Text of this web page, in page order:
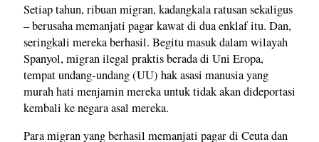
Setiap tahun, ribuan migran, kadangkala ratusan sekaligus
– berusaha memanjati pagar kawat di dua enklaf itu. Dan,
seringkali mereka berhasil. Begitu masuk dalam wilayah
Spanyol, migran ilegal praktis berada di Uni Eropa,
tempat undang-undang (UU) hak asasi manusia yang
murah hati menjamin mereka untuk tidak akan dideportasi
kembali ke negara asal mereka.
Para migran yang berhasil memanjati pagar di Ceuta dan